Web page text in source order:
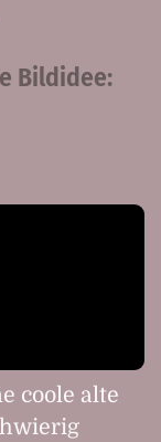
Bildidee:
coole alte